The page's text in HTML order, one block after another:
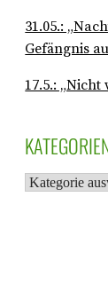
31.05.:
Gefängnis
17.5.: